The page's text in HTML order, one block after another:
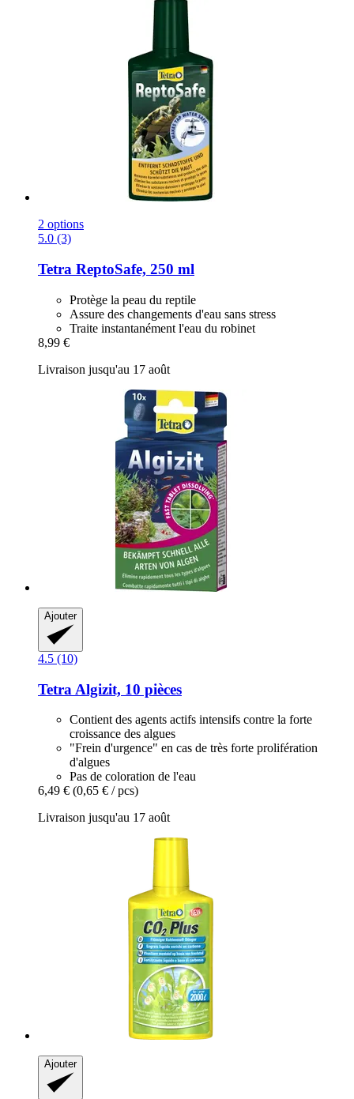
2 options
5.0 (3)
Tetra ReptoSafe, 250 ml
Protège la peau du reptile
Assure des changements d'eau sans stress
Traite instantanément l'eau du robinet
8,99 €
Livraison jusqu'au 17 août
Ajouter
4.5 (10)
Tetra Algizit, 10 pièces
Contient des agents actifs intensifs contre la forte
croissance des algues
"Frein d'urgence" en cas de très forte prolifération
d'algues
Pas de coloration de l'eau
6,49 € (0,65 € / pcs)
Livraison jusqu'au 17 août
Ajouter